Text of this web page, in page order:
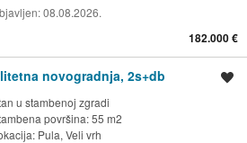
08.08.2026.
182.000 €
novogradnja, 2s+db
u stambenoj zgradi
površina: 55 m2
Pula, Veli vrh